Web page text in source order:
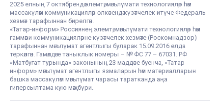
2025 елның 7 октябрендә элемтә, мәгълүмати технологияләр һәм
массакүләм коммуникацияләр өлкәсендә күзәтчелек итүче Федераль
хезмәт тарафыннан бирелгән.
«Татар-информ» Россиянең элемтә, мәгълүмати технологияләр һәм
гаммәви коммуникацияләрне күзәтчелек хезмәте (Роскомнадзор)
тарафыннан мәгълүмат агентлыгы буларак 15.09.2016 елда
теркәлгән. Гамәлдәге таныклык номеры – № ФС 77 – 67031. РФ
«Матбугат турында» законының 23 маддәсе буенча, «Татар-
информ» мәгълүмат агентлыгы язмаларын һәм материалларын
башка массакүләм мәгълүмат чарасы таратканда аңа
гиперсылтама кую мәҗбүри.